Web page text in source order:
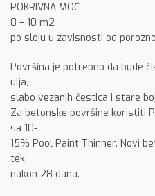
POKRIVNA MOĆ
8 – 10 m2
po sloju u zavisnosti od
Površina je potrebno da bude
ulja,
slabo vezanih čestica i stare
Za betonske površine koristiti
sa 10-
15% Pool Paint Thinner. Novi
tek
nakon 28 dana.